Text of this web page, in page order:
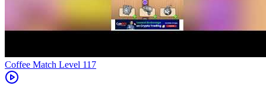
Level 117